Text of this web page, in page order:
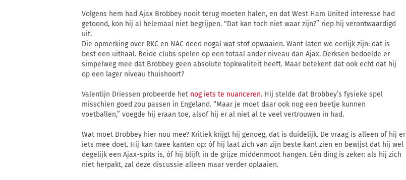
Volgens hem had Ajax Brobbey nooit terug moeten halen, en dat West Ham United interesse had
getoond, kon hij al helemaal niet begrijpen. “Dat kan toch niet waar zijn?” riep hij verontwaardigd
uit.
Die opmerking over RKC en NAC deed nogal wat stof opwaaien. Want laten we eerlijk zijn: dat is
best een uithaal. Beide clubs spelen op een totaal ander niveau dan Ajax. Derksen bedoelde er
simpelweg mee dat Brobbey geen absolute topkwaliteit heeft. Maar betekent dat ook echt dat hij
op een lager niveau thuishoort?
Valentijn Driessen probeerde het nog iets te nuanceren. Hij stelde dat Brobbey’s fysieke spel
misschien goed zou passen in Engeland. “Maar je moet daar ook nog een beetje kunnen
voetballen,” voegde hij eraan toe, alsof hij er al niet al te veel vertrouwen in had.
Wat moet Brobbey hier nou mee? Kritiek krijgt hij genoeg, dat is duidelijk. De vraag is alleen of hij er
iets mee doet. Hij kan twee kanten op: óf hij laat zich van zijn beste kant zien en bewijst dat hij wel
degelijk een Ajax-spits is, óf hij blijft in de grijze middenmoot hangen. Eén ding is zeker: als hij zich
niet herpakt, zal deze discussie alleen maar verder oplaaien.